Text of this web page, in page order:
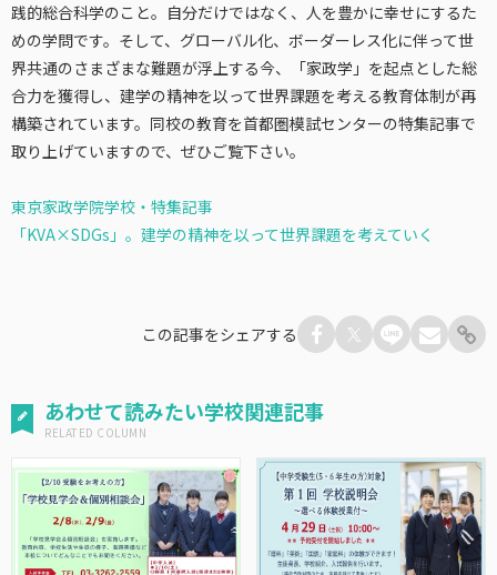
践的総合科学のこと。自分だけではなく、人を豊かに幸せにするた
めの学問です。そして、グローバル化、ボーダーレス化に伴って世
界共通のさまざまな難題が浮上する今、「家政学」を起点とした総
合力を獲得し、建学の精神を以って世界課題を考える教育体制が再
構築されています。 同校の教育を首都圏模試センターの特集記事で
取り上げていますので、ぜひご覧下さい。
東京家政学院学校・特集記事
「KVA×SDGs」。建学の精神を以って世界課題を考えていく
この記事をシェアする
あわせて読みたい学校関連記事